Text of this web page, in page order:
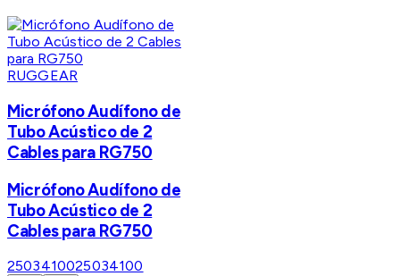
RUGGEAR
Micrófono Audífono de
Tubo Acústico de 2
Cables para RG750
Micrófono Audífono de
Tubo Acústico de 2
Cables para RG750
2503410025034100